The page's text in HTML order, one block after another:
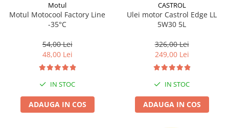
Motul
Motul Motocool Factory Line
-35°C
54,00 Lei
48,00 Lei
IN STOC
ADAUGA IN COS
CASTROL
Ulei motor Castrol Edge LL
5W30 5L
326,00 Lei
249,00 Lei
IN STOC
ADAUGA IN COS